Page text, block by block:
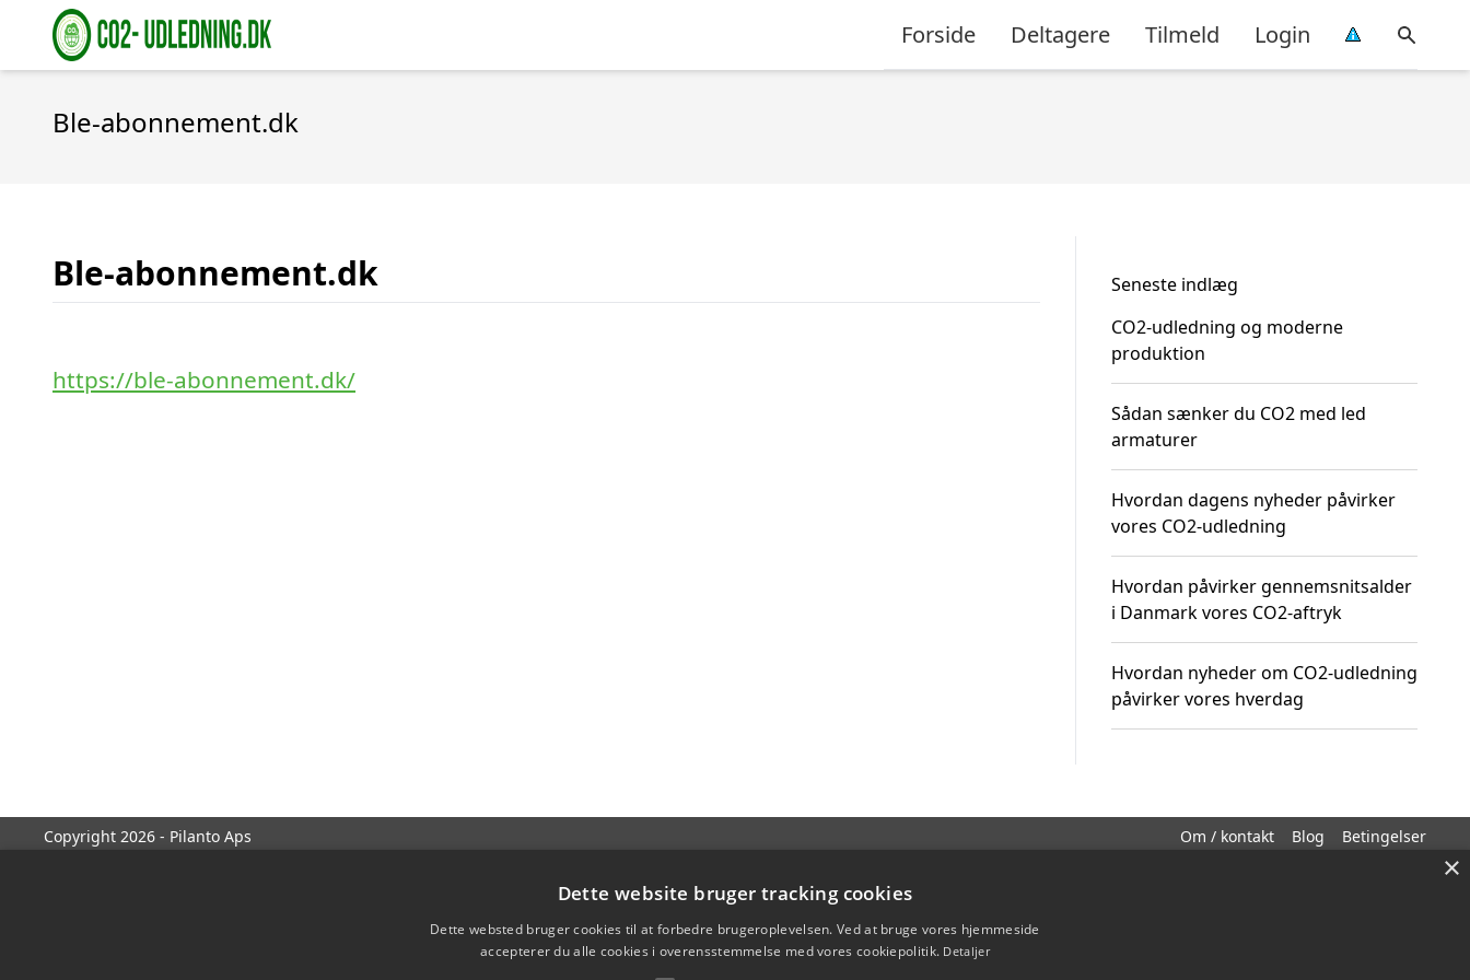
Forside Deltagere Tilmeld Login
Ble-abonnement.dk
Ble-abonnement.dk
https://ble-abonnement.dk/
Seneste indlæg
CO2-udledning og moderne
produktion
Sådan sænker du CO2 med led
armaturer
Hvordan dagens nyheder påvirker
vores CO2-udledning
Hvordan påvirker gennemsnitsalder
i Danmark vores CO2-aftryk
Hvordan nyheder om CO2-udledning
påvirker vores hverdag
Copyright 2026 - Pilanto Aps Om / kontakt Blog Betingelser
×
Dette website bruger tracking cookies
Dette websted bruger cookies til at forbedre brugeroplevelsen. Ved at bruge vores hjemmeside
accepterer du alle cookies i overensstemmelse med vores cookiepolitik. Detaljer